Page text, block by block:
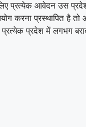
प्रत्येक आवेदन उस प्रदेश
करना प्रस्थापित है
प्रत्येक प्रदेश में लगभग